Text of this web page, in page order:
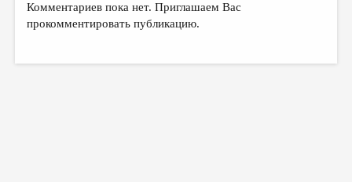
Комментариев пока нет. Приглашаем Вас
прокомментировать публикацию.